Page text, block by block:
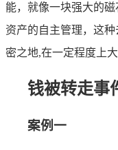
能，就像一块强大的
资产的自主管理，这
密之地,在一定程度上
钱被转走事
案例一